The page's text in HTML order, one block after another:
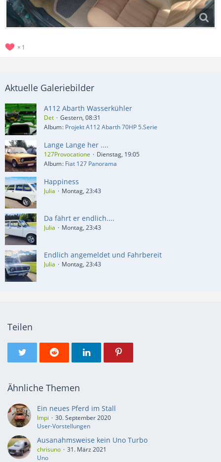
1
Aktuelle Galeriebilder
A112 Abarth Wasserkühler
Det
Gestern, 08:31
Album Projekt A112 Abarth 70HP 5.Serie
Lange Lange her ....
127Provocatione
Dienstag, 19:05
Album Fiat 127 Panorama
Happiness
Julia Montag, 23:43
Da fährt er endlich....
Julia Montag, 23:43
Endlich angemeldet und Fahrbereit
Julia Montag, 23:43
Teilen
Ähnliche Themen
Ein neues Pferd im Stall
Impi
30. September 2020
User-Vorstellungen
Ausanahmsweise kein Uno Turbo
chrisuno
31. März 2021
Uno